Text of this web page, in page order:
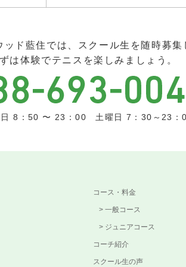
ド藍住では、スクール生を随時募集
は体験でテニスを楽しみましょう。
8：50 〜 23：00 土曜日 7：30～23
コース・料金
一般コース
ジュニアコース
コーチ紹介
スクール生の声